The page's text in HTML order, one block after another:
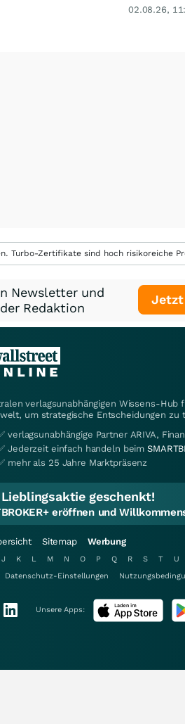
02.08.26,
Zertifikate sind hoch risikoreiche
Newsletter und
Redaktion
Jetzt
verlagsunabhängigen Wissens-
um strategische Entscheidungen zu
verlagsunabhängige Partner ARIVA,
Jederzeit einfach handeln beim
mehr als 25 Jahre Marktpräsenz
geschenkt!
eröffnen und
Sitemap Werbung
J K L M N O P Q R S T U
Datenschutz-Einstellungen
Unsere Apps: